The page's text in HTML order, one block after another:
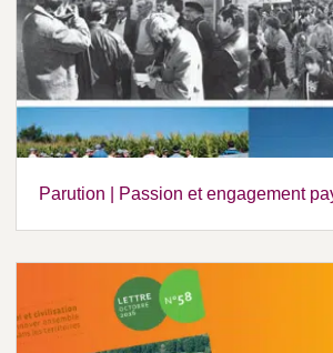
Parution | Passion et engagement